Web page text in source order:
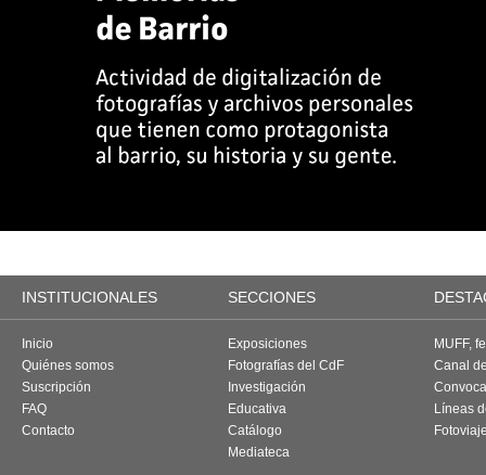
INSTITUCIONALES SECCIONES
Inicio
Quiénes somos
Suscripción
FAQ
Contacto
Exposiciones
Fotografías del CdF
Investigación
Educativa
Catálogo
Mediateca
MUFF,
Canal
Líneas